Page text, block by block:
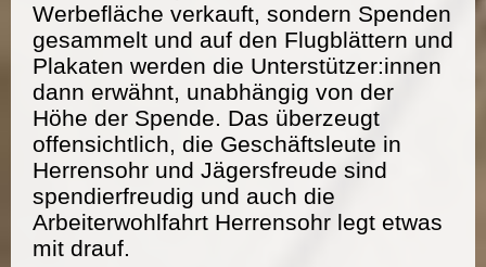
Werbefläche verkauft, sondern Spenden
gesammelt und auf den Flugblättern und
Plakaten werden die Unterstützer:innen
dann erwähnt, unabhängig von der
Höhe der Spende. Das überzeugt
offensichtlich, die Geschäftsleute in
Herrensohr und Jägersfreude sind
spendierfreudig und auch die
Arbeiterwohlfahrt Herrensohr legt etwas
mit drauf.